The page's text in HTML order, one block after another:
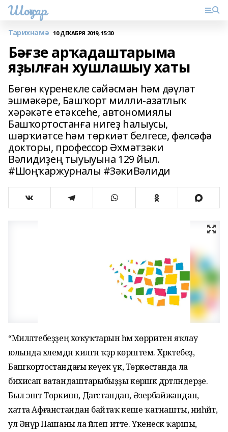
Шоңҡар
Тарихнамә 10 ДЕКАБРЯ 2019, 15:30
Бәғзе арҡадаштарыма
яҙылған хушлашыу хаты
Бөгөн күренекле сәйәсмән һәм дәүләт
эшмәкәре, Башҡорт милли-азатлыҡ
хəрəкəте етəксеһе, автономиялы
Башҡортостанға нигеҙ һалыусы,
шәрҡиәтсе һәм төркиәт белгесе, фәлсәфә
докторы, профессор Әхмәтзәки
Вәлидиҙең тыуыуына 129 йыл.
#Шоңҡаржурналы #ЗәкиВәлиди
“Милләтебеҙҙең хоҡуҡтарын һәм хөрриәтен яҡлау
юлында хәлемдән килгән ҡәҙәр көрәштем. Хәрәкәтебеҙ,
Башҡортостандағы кеүек үк, Төркөстанда ла
бихисап ватандаштарыбыҙҙы көрәшкә дәртләндерҙе.
Был эштә Төркиәнән, Дағстандан, Әзербайжандан,
хатта Афғанстандан байтаҡ кеше ҡатнашты, ниһәйәт,
ул Әнүәр Пашаны ла йәлеп итте. Үкенескә ҡаршы,